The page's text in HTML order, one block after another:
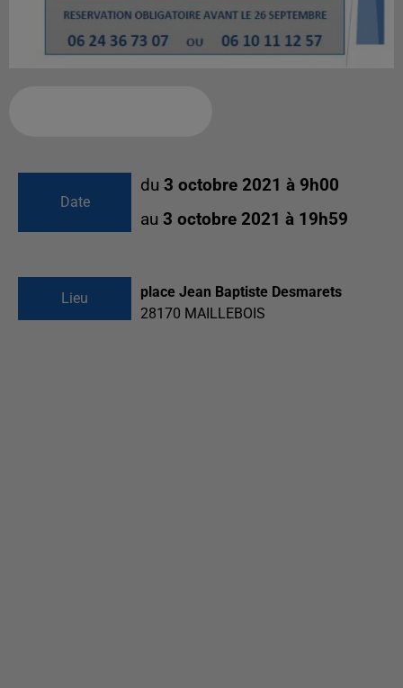
Date
du 3 octobre 2021 à 9h00
au 3 octobre 2021 à 19h59
Lieu
place Jean Baptiste Desmarets
28170 MAILLEBOIS